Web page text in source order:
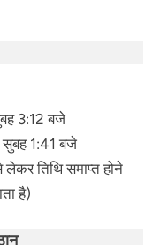
3:12 बजे
1:41 बजे
तिथि समाप्त होने
है)